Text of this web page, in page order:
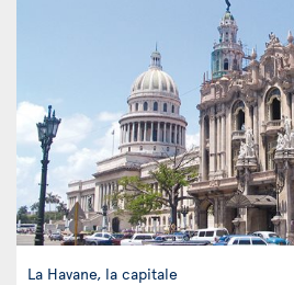
La Havane, la capitale